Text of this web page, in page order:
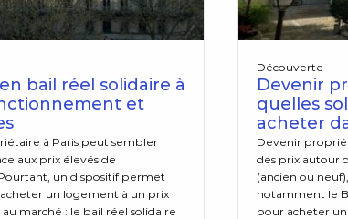
bail réel solidaire à
et
à Paris peut sembler
aux prix élevés de
un dispositif permet
un logement à un prix
marché : le bail réel solidaire
Devenir
quelles
acheter
Découverte
Devenir
des prix autour
(ancien ou
notamment le
pour acheter